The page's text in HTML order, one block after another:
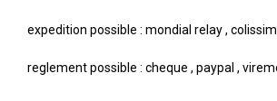
expedition possible : mondial relay ,
reglement possible : cheque , paypal ,